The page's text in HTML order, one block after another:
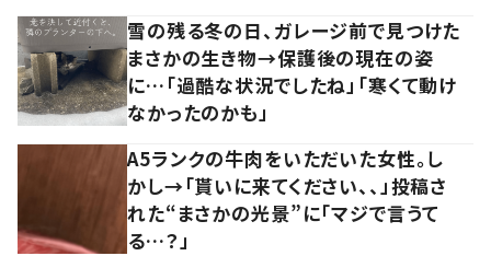
雪の残る冬の日、ガレージ前で見つけた
まさかの生き物→保護後の現在の姿
に…「過酷な状況でしたね」「寒くて動け
なかったのかも」
A5ランクの牛肉をいただいた女性。し
かし→「貰いに来てください、、」投稿さ
れた“まさかの光景”に「マジで言うて
る…？」